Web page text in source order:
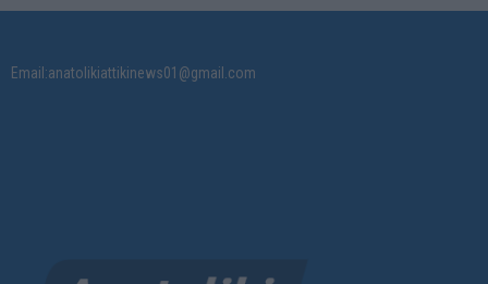
Email:anatolikiattikinews01@gmail.com